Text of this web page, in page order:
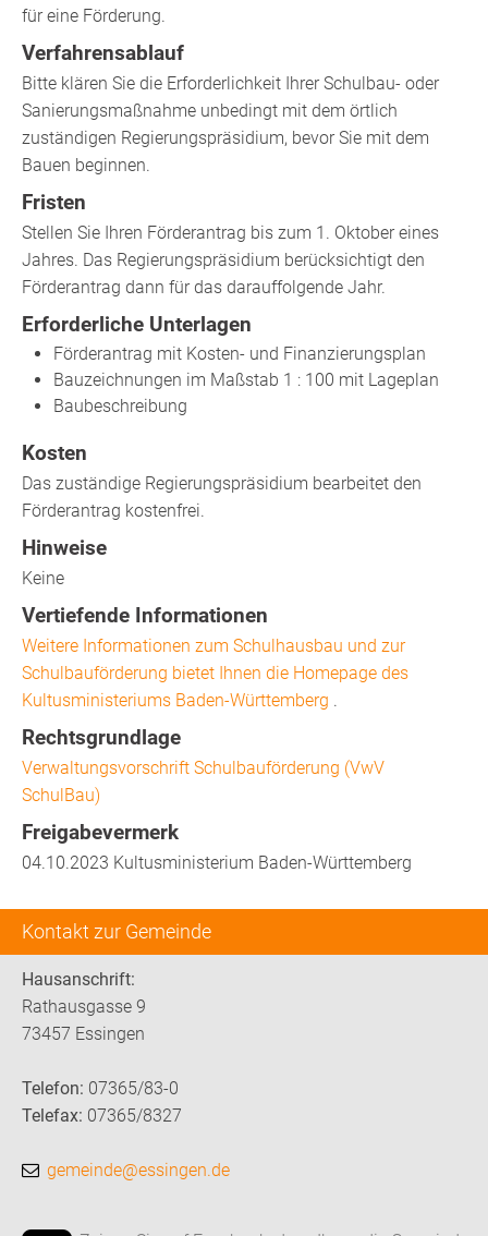
Kontakt zur Gemeinde
Hausanschrift:
Rathausgasse 9
73457 Essingen
Telefon: 07365/83-0
Telefax: 07365/8327
gemeinde@essingen.de
für eine Förderung.
Verfahrensablauf
Bitte klären Sie die Erforderlichkeit Ihrer Schulbau- oder
Sanierungsmaßnahme unbedingt mit dem örtlich
zuständigen Regierungspräsidium, bevor Sie mit dem
Bauen beginnen.
Fristen
Stellen Sie Ihren Förderantrag bis zum 1. Oktober eines
Jahres. Das Regierungspräsidium berücksichtigt den
Förderantrag dann für das darauffolgende Jahr.
Erforderliche Unterlagen
Förderantrag mit Kosten- und Finanzierungsplan
Bauzeichnungen im Maßstab 1 : 100 mit Lageplan
Baubeschreibung
Kosten
Das zuständige Regierungspräsidium bearbeitet den
Förderantrag kostenfrei.
Hinweise
Keine
Vertiefende Informationen
Weitere Informationen zum Schulhausbau und zur
Schulbauförderung bietet Ihnen die Homepage des
Kultusministeriums Baden-Württemberg .
Rechtsgrundlage
Verwaltungsvorschrift Schulbauförderung (VwV
SchulBau)
Freigabevermerk
04.10.2023 Kultusministerium Baden-Württemberg